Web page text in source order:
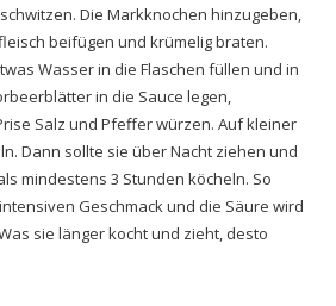
Die Markknochen hinzugeben,
beifügen und krümelig braten.
Wasser in die Flaschen füllen und in
in die Sauce legen,
Salz und Pfeffer würzen. Auf kleiner
Dann sollte sie über Nacht ziehen und
mindestens 3 Stunden köcheln. So
Geschmack und die Säure wird
sie länger kocht und zieht, desto